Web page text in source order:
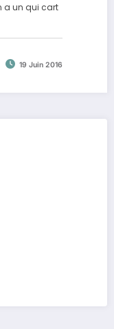
a un qui cart
19 Juin 2016